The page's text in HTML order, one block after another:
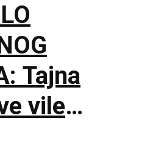
Tajna
vile